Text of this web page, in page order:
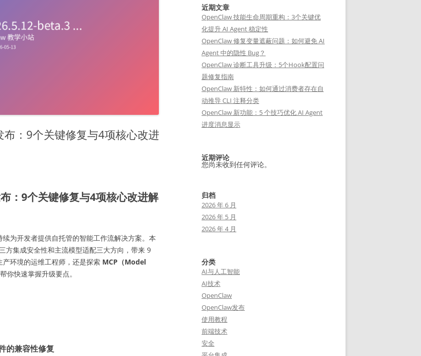
：9个关键修复与4项核心改进
：9个关键修复与4项核心改进解
续为开发者提供自托管的智能工作流解决方案。本
方集成安全性和主流模型适配三大方向，带来 9
环境的运维工程师，还是探索 MCP（Model
你快速掌握升级要点。
的兼容性修复
近期文章
OpenClaw 技能生命周期重构：3个关键优
化提升 AI Agent 稳定性
OpenClaw 修复变量遮蔽问题：如何避免 AI
Agent 中的隐性 Bug？
OpenClaw 诊断工具升级：5个Hook配置问
题修复指南
OpenClaw 新特性：如何通过消费者存在自
动推导 CLI 注释分类
OpenClaw 新功能：5 个技巧优化 AI Agent
进度消息显示
近期评论
您尚未收到任何评论。
归档
2026 年 6 月
2026 年 5 月
2026 年 4 月
分类
AI与人工智能
AI技术
OpenClaw
OpenClaw发布
使用教程
前端技术
安全